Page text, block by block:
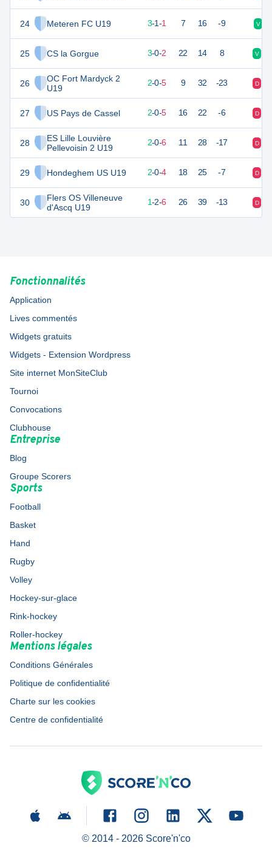
24 Meteren FC U19
25 CS la Gorgue
26
OC Fort Mardyck 2
U19
27 US Pays de Cassel
28
ES Lille Louvière
Pellevoisin 2 U19
29 Hondeghem US U19
30
Flers OS Villeneuve
d'Ascq U19
8 3-1-1 7 16 -9 V
3-0-2 22 14 8 V
6 2-0-5 9 32 -23 D
6 2-0-5 16 22 -6 D
5 2-0-6 11 28 -17 D
5 2-0-4 18 25 -7 D
5 1-2-6 26 39 -13 D
Fonctionnalités
Application
Lives commentés
Widgets gratuits
Widgets - Extension Wordpress
Site internet MonSiteClub
Tournoi
Convocations
Clubhouse
Entreprise
Blog
Groupe Scorers
Sports
Football
Basket
Hand
Rugby
Volley
Hockey-sur-glace
Rink-hockey
Roller-hockey
Mentions légales
Conditions Générales
Politique de confidentialité
Charte sur les cookies
Centre de confidentialité
© 2014 - 2026Score'n'co